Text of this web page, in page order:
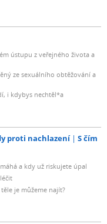
ústupu z veřejného života a
ze sexuálního obtěžování a
i kdybys nechtěl*a
proti nachlazení
S čím
a kdy už riskujete úpal
je můžeme najít?